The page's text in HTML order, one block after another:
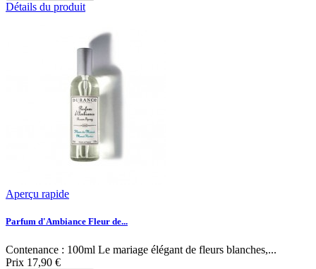
Détails du produit
Aperçu rapide
Parfum d'Ambiance Fleur de...
Contenance : 100ml Le mariage élégant de fleurs blanches,...
Prix 17,90 €